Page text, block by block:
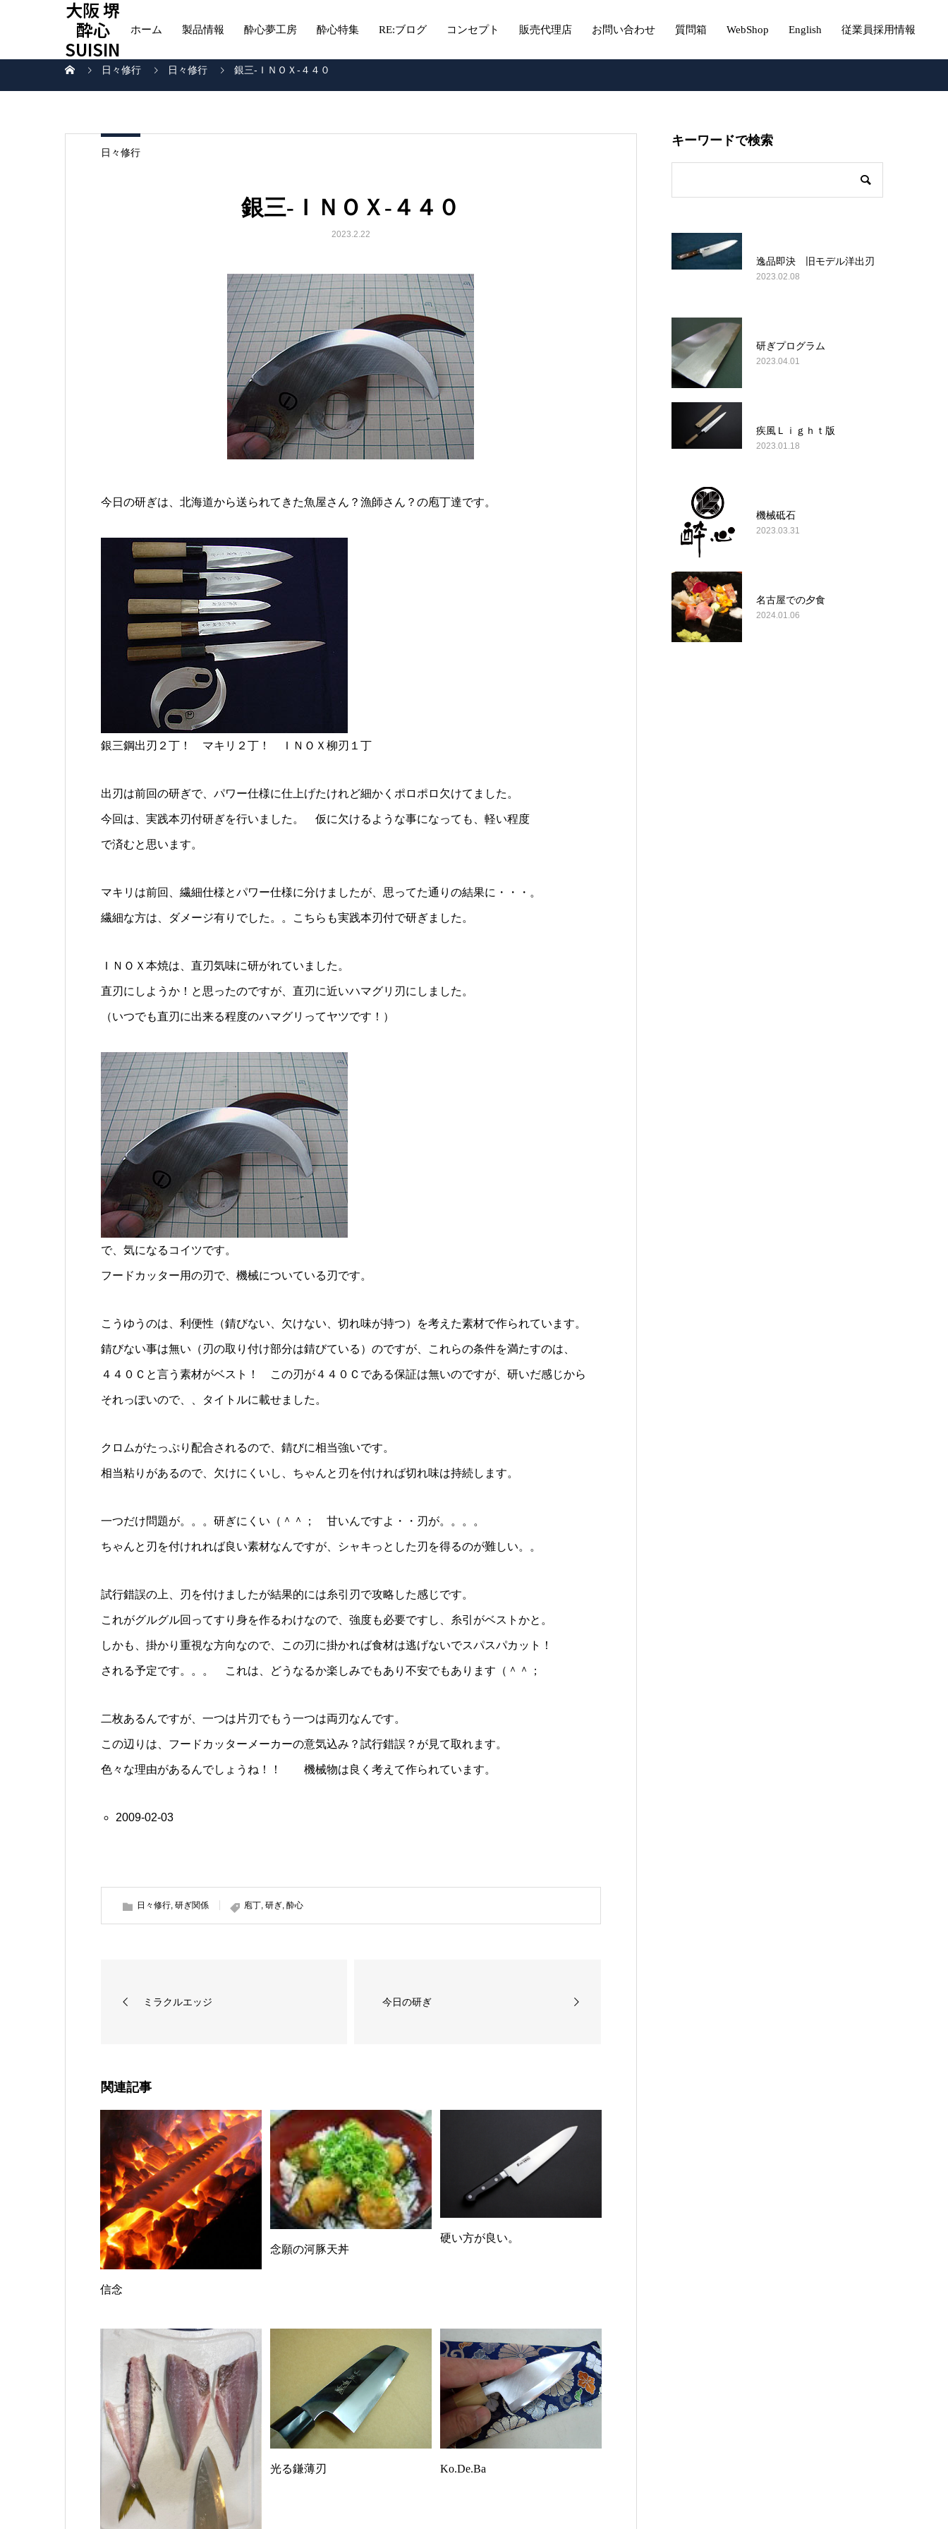
大阪 堺
酔心
SUISIN
ホーム 製品情報 酔心夢工房 酔心特集 RE:ブログ コンセプト 販売代理店 お問い合わせ 質問箱 WebShop English 従業員採用情報
日々修行 日々修行 銀三-ＩＮＯＸ-４４０
日々修行
銀三-ＩＮＯＸ-４４０
2023.2.22
今日の研ぎは、北海道から送られてきた魚屋さん？漁師さん？の庖丁達です。
銀三鋼出刃２丁！ マキリ２丁！ ＩＮＯＸ柳刃１丁
出刃は前回の研ぎで、パワー仕様に仕上げたけれど細かくポロポロ欠けてました。
今回は、実践本刃付研ぎを行いました。 仮に欠けるような事になっても、軽い程度
で済むと思います。
マキリは前回、繊細仕様とパワー仕様に分けましたが、思ってた通りの結果に・・・。
繊細な方は、ダメージ有りでした。。こちらも実践本刃付で研ぎました。
ＩＮＯＸ本焼は、直刃気味に研がれていました。
直刃にしようか！と思ったのですが、直刃に近いハマグリ刃にしました。
（いつでも直刃に出来る程度のハマグリってヤツです！）
で、気になるコイツです。
フードカッター用の刃で、機械についている刃です。
こうゆうのは、利便性（錆びない、欠けない、切れ味が持つ）を考えた素材で作られています。
錆びない事は無い（刃の取り付け部分は錆びている）のですが、これらの条件を満たすのは、
４４０Ｃと言う素材がベスト！ この刃が４４０Ｃである保証は無いのですが、研いだ感じから
それっぽいので、、タイトルに載せました。
クロムがたっぷり配合されるので、錆びに相当強いです。
相当粘りがあるので、欠けにくいし、ちゃんと刃を付ければ切れ味は持続します。
一つだけ問題が。。。研ぎにくい（＾＾； 甘いんですよ・・刃が。。。。
ちゃんと刃を付けれれば良い素材なんですが、シャキっとした刃を得るのが難しい。。
試行錯誤の上、刃を付けましたが結果的には糸引刃で攻略した感じです。
これがグルグル回ってすり身を作るわけなので、強度も必要ですし、糸引がベストかと。
しかも、掛かり重視な方向なので、この刃に掛かれば食材は逃げないでスパスパカット！
される予定です。。。 これは、どうなるか楽しみでもあり不安でもあります（＾＾；
二枚あるんですが、一つは片刃でもう一つは両刃なんです。
この辺りは、フードカッターメーカーの意気込み？試行錯誤？が見て取れます。
色々な理由があるんでしょうね！！ 機械物は良く考えて作られています。
2009-02-03
日々修行 研ぎ関係 庖丁 研ぎ 酔心
ミラクルエッジ 今日の研ぎ
関連記事
信念
念願の河豚天丼
硬い方が良い。
光る鎌薄刃 Ko.De.Ba
キーワードで検索
逸品即決 旧モデル洋出刃
2023.02.08
研ぎプログラム
2023.04.01
疾風Ｌｉｇｈｔ版
2023.01.18
機械砥石
2023.03.31
名古屋での夕食
2024.01.06